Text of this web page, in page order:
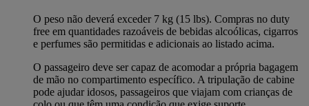
O peso não deverá exceder 7 kg (15 lbs). Compras no duty
free em quantidades razoáveis de bebidas alcoólicas, cigarros
e perfumes são permitidas e adicionais ao listado acima.
O passageiro deve ser capaz de acomodar a própria bagagem
de mão no compartimento específico. A tripulação de cabine
pode ajudar idosos, passageiros que viajam com crianças de